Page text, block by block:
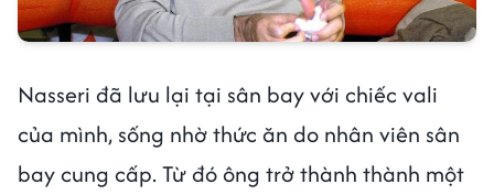
Nasseri đã lưu lại tại sân bay với chiếc vali
của mình, sống nhờ thức ăn do nhân viên sân
bay cung cấp. Từ đó ông trở thành thành một